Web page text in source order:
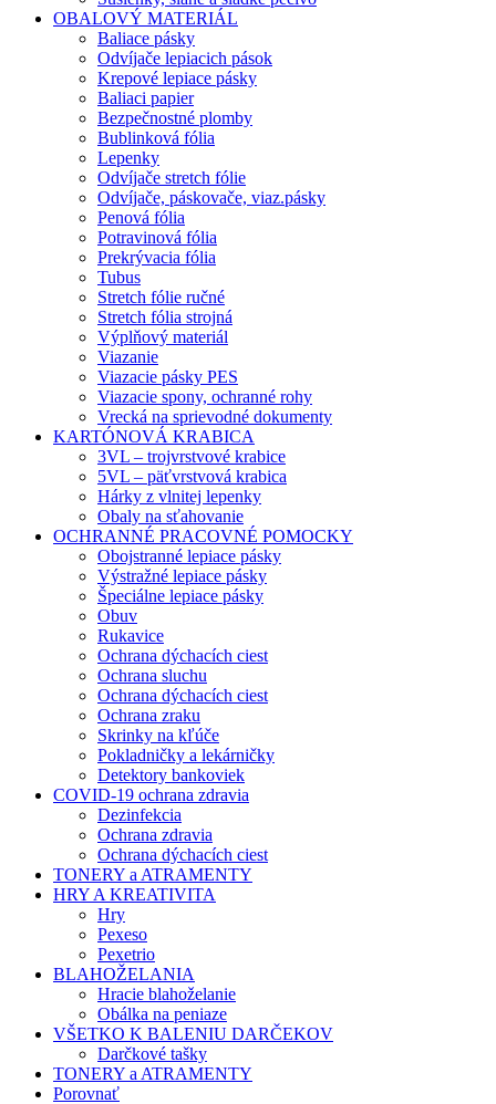
OBALOVÝ MATERIÁL
Baliace pásky
Odvíjače lepiacich pások
Krepové lepiace pásky
Baliaci papier
Bezpečnostné plomby
Bublinková fólia
Lepenky
Odvíjače stretch fólie
Odvíjače, páskovače, viaz.pásky
Penová fólia
Potravinová fólia
Prekrývacia fólia
Tubus
Stretch fólie ručné
Stretch fólia strojná
Výplňový materiál
Viazanie
Viazacie pásky PES
Viazacie spony, ochranné rohy
Vrecká na sprievodné dokumenty
KARTÓNOVÁ KRABICA
3VL – trojvrstvové krabice
5VL – päťvrstvová krabica
Hárky z vlnitej lepenky
Obaly na sťahovanie
OCHRANNÉ PRACOVNÉ POMOCKY
Obojstranné lepiace pásky
Výstražné lepiace pásky
Špeciálne lepiace pásky
Obuv
Rukavice
Ochrana dýchacích ciest
Ochrana sluchu
Ochrana dýchacích ciest
Ochrana zraku
Skrinky na kľúče
Pokladničky a lekárničky
Detektory bankoviek
COVID-19 ochrana zdravia
Dezinfekcia
Ochrana zdravia
Ochrana dýchacích ciest
TONERY a ATRAMENTY
HRY A KREATIVITA
Hry
Pexeso
Pexetrio
BLAHOŽELANIA
Hracie blahoželanie
Obálka na peniaze
VŠETKO K BALENIU DARČEKOV
Darčkové tašky
TONERY a ATRAMENTY
Porovnať